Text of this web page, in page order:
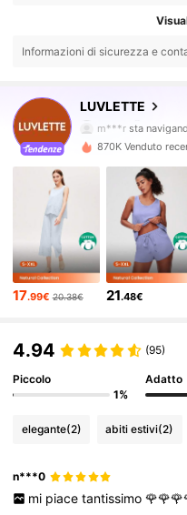
Informazioni di sicurezza e
LUVLETTE
m***r sta
4.87
835K
4.87 835K
4.87 835K
4.87
870K Venduto
17.99€ 20.38€ 21.48€
4.94 (95)
Piccolo
1%
Adatto
elegante(2) abiti estivi(2)
n***0
mi piace tantissimo